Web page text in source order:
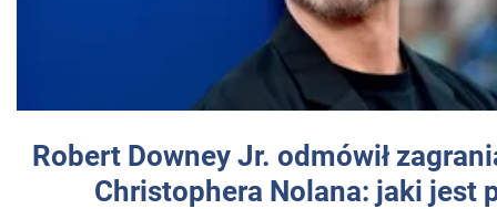
Robert Downey Jr. odmówił
Christophera Nolana: jaki jest